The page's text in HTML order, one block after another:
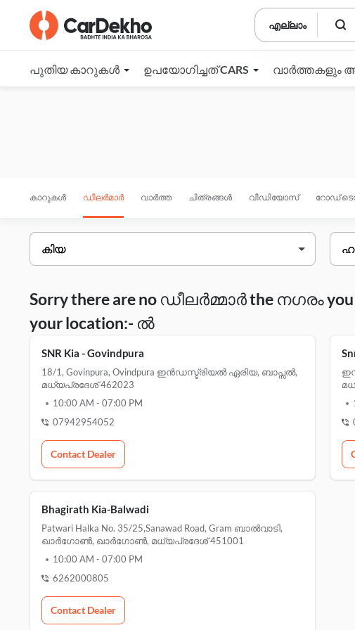
എല്ലാം
പുതിയ കാറുകൾ ഉപയോഗിച്ചത് CARS വാർത്തകളും
കാറുകൾ ഡീലർമാർ വാർത്ത ചിത്രങ്ങൾ വീഡിയോസ് റോഡ്
Sorry there are no ഡീലർമ്മാർ the നഗരം you
your location:- ൽ
SNR Kia - Govindpura
18/1, Govinpura, Ovindpura ഇൻഡസ്ട്രിയൽ ഏരിയ, ബാപ്സൽ,
മധ്യപ്രദേശ് 462023
10:00 AM - 07:00 PM
07942954052
Contact Dealer
Bhagirath Kia-Balwadi
Patwari Halka No. 35/25,sanawad Road, Gram ബാൽവാടി,
ഖാർഗോൺ, ഖാർഗോൺ, മധ്യപ്രദേശ് 451001
10:00 AM - 07:00 PM
6262000805
Contact Dealer